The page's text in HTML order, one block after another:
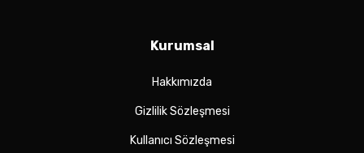
Kurumsal
Hakkımızda
Gizlilik Sözleşmesi
Kullanıcı Sözleşmesi